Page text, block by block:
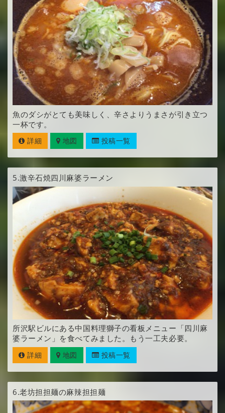
魚のダシがとても美味しく、辛さよりうまさが引き立つ
一杯です。
詳細 地図 投稿一覧
5.激辛石焼四川麻婆ラーメン
所沢駅ビルにある中国料理獅子の看板メニュー「四川麻
婆ラーメン」を食べてみました。もう一工夫必要。
詳細 地図 投稿一覧
6.老坊担担麺の麻辣担担麺